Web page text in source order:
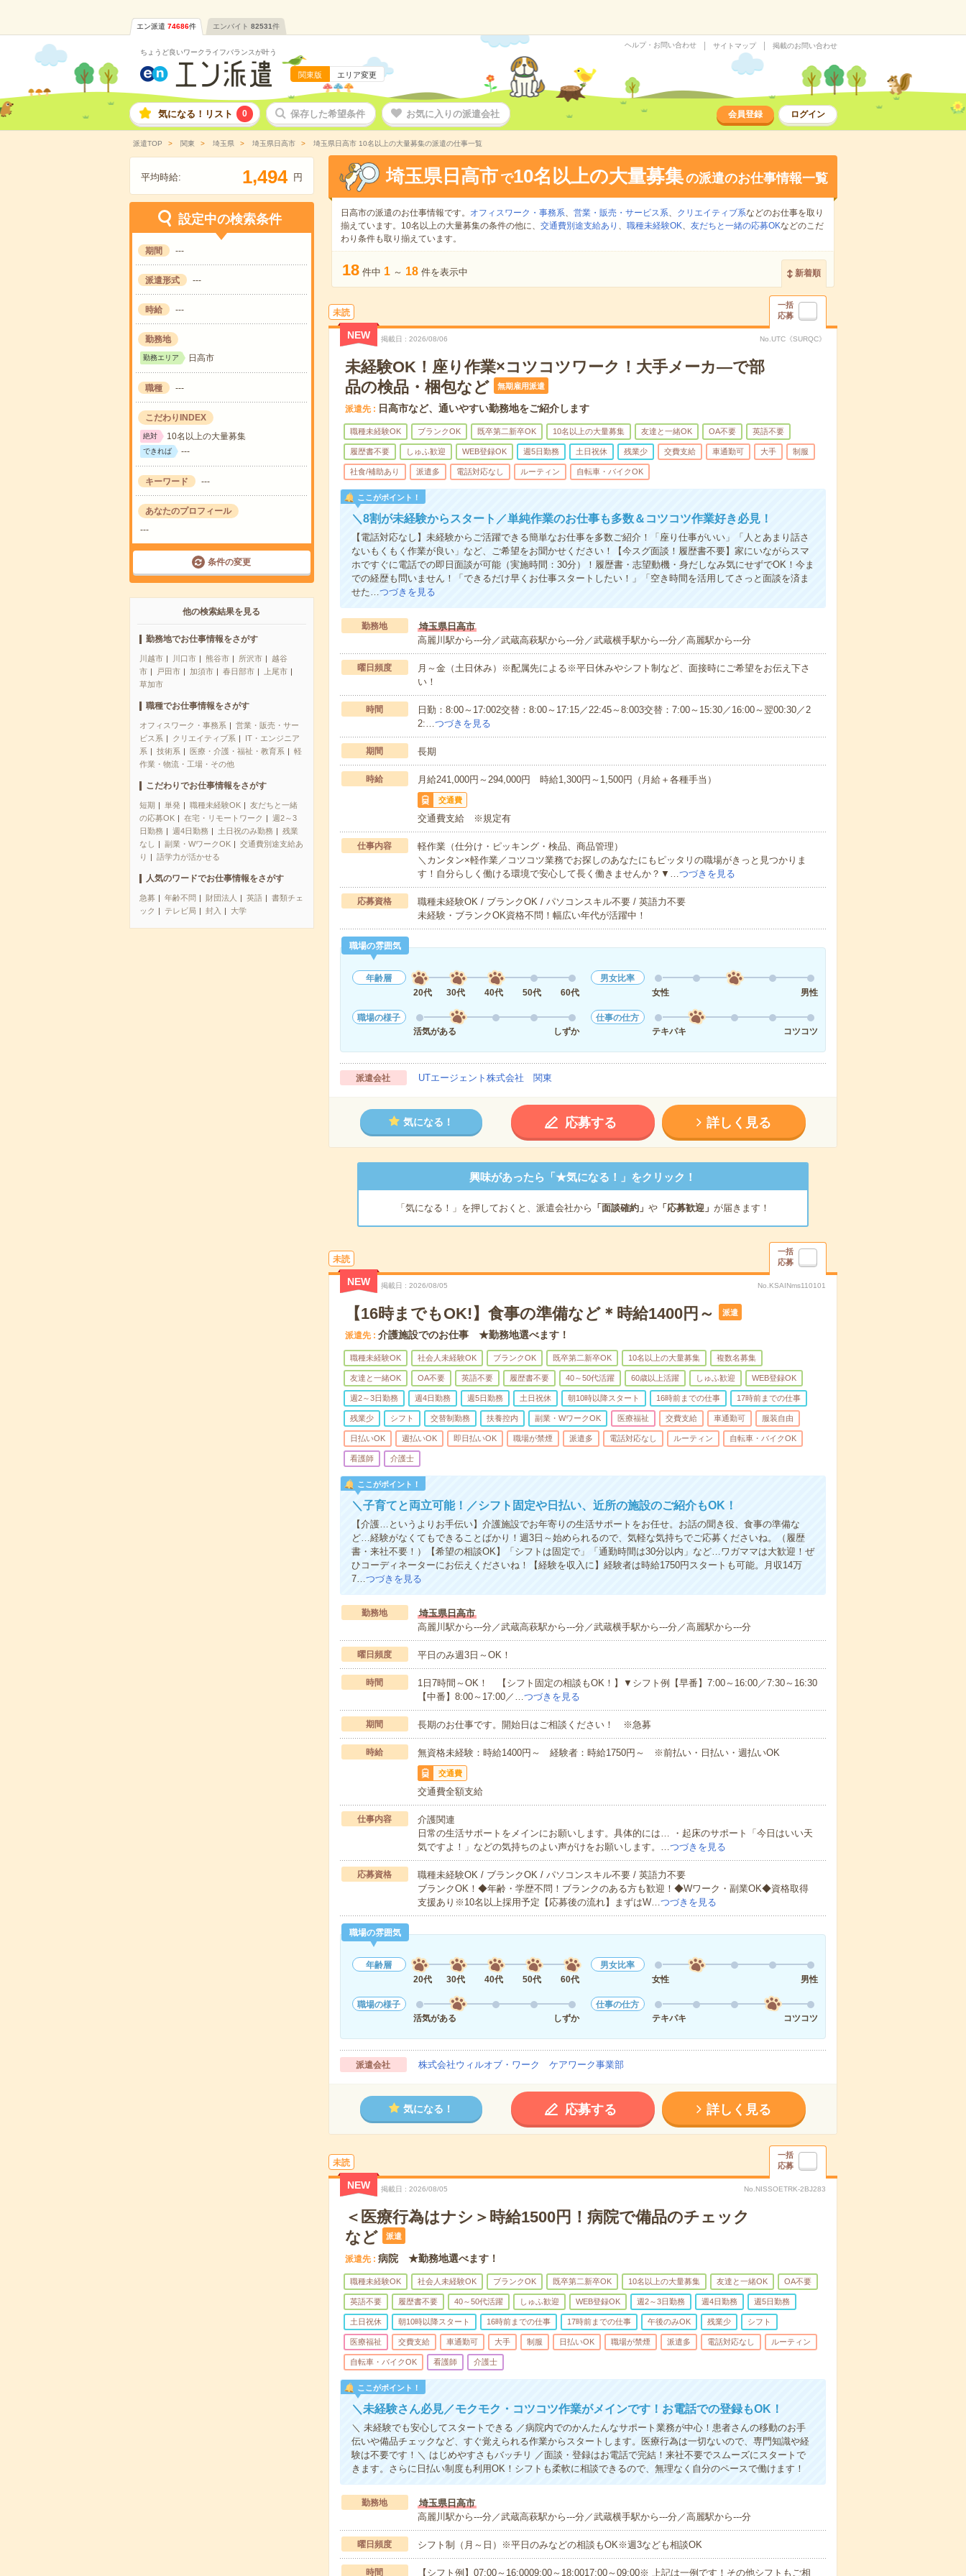
エン派遣 74686件 エンバイト 82531件
ちょうど良いワークライフバランスが叶う
関東版 エリア変更
ヘルプ・お問い合わせ サイトマップ 掲載のお問い合わせ
気になる！リスト 0 保存した希望条件 お気に入りの派遣会社 会員登録 ログイン
派遣TOP 関東 埼玉県 埼玉県日高市 埼玉県日高市 10名以上の大量募集の派遣の仕事一覧
平均時給: 1,494 円
設定中の検索条件
期間 ---
派遣形式 ---
時給 ---
勤務地
勤務エリア 日高市
職種 ---
こだわりINDEX
絶対 10名以上の大量募集
できれば ---
キーワード ---
あなたのプロフィール
---
条件の変更
他の検索結果を見る
勤務地でお仕事情報をさがす
川越市 川口市 熊谷市 所沢市
越谷
市
戸田市 加須市 春日部市
上尾市
草加市
職種でお仕事情報をさがす
オフィスワーク・事務系
営業・販売・サー
ビス系
クリエイティブ系
IT・エンジニア
系
技術系 医療・介護・福祉・教育系
軽
作業・物流・工場・その他
こだわりでお仕事情報をさがす
短期 単発 職種未経験OK
友だちと一緒
の応募OK
在宅・リモートワーク
週2～3
日勤務
週4日勤務 土日祝のみ勤務
残業
なし
副業・WワークOK
交通費別途支給あ
り
語学力が活かせる
人気のワードでお仕事情報をさがす
急募 年齢不問 財団法人 英語
書類チェ
ック
テレビ局 封入 大学
埼玉県日高市 で10名以上の大量募集の派遣のお仕事情報一覧
日高市の派遣のお仕事情報です。 オフィスワーク・事務系、 営業・販売・サービス系、 クリエイティブ系などのお仕事を取り
揃えています。10名以上の大量募集の条件の他に、 交通費別途支給あり 、 職種未経験OK、 友だちと一緒の応募OKなどのこだ
わり条件も取り揃えています。
18 件中 1 ～ 18 件を表示中 新着順
未読
一括
応募
NEW 掲載日 2026/08/06 No.UTC《SURQC》
未経験OK！座り作業×コツコツワーク！大手メーカ―で部
品の検品・梱包など
無期雇用派遣
派遣先 日高市など、通いやすい勤務地をご紹介します
職種未経験OK ブランクOK 既卒第二新卒OK 10名以上の大量募集 友達と一緒OK OA不要 英語不要
履歴書不要 しゅふ歓迎 WEB登録OK 週5日勤務 土日祝休 残業少 交費支給 車通勤可 大手 制服
社食/補助あり 派遣多 電話対応なし ルーティン 自転車・バイクOK
ここがポイント！
＼8割が未経験からスタート／単純作業のお仕事も多数＆コツコツ作業好き必見！
【電話対応なし】未経験からご活躍できる簡単なお仕事を多数ご紹介！「座り仕事がいい」「人とあまり話さ
ないもくもく作業が良い」など、ご希望をお聞かせください！【今スグ面談！履歴書不要】家にいながらスマ
ホですぐに電話での即日面談が可能（実施時間：30分）！履歴書・志望動機・身だしなみ気にせずでOK！今ま
での経歴も問いません！「できるだけ早くお仕事スタートしたい！」「空き時間を活用してさっと面談を済ま
せた…つづきを見る
勤務地
埼玉県日高市
高麗川駅から---分／武蔵高萩駅から---分／武蔵横手駅から---分／高麗駅から---分
曜日頻度
月～金（土日休み）※配属先による※平日休みやシフト制など、面接時にご希望をお伝え下さ
い！
時間
日勤：8:00～17:002交替：8:00～17:15／22:45～8:003交替：7:00～15:30／16:00～翌00:30／2
2:…つづきを見る
期間 長期
時給 月給241,000円～294,000円 時給1,300円～1,500円（月給＋各種手当）
交通費
交通費支給 ※規定有
仕事内容
軽作業（仕分け・ピッキング・検品、商品管理）
＼カンタン×軽作業／コツコツ業務でお探しのあなたにもピッタリの職場がきっと見つかりま
す！自分らしく働ける環境で安心して長く働きませんか？▼…つづきを見る
応募資格
職種未経験OK / ブランクOK / パソコンスキル不要 / 英語力不要
未経験・ブランクOK資格不問！幅広い年代が活躍中！
職場の雰囲気
年齢層
20代
30代 40代 50代 60代
男女比率
女性
男性
職場の様子
活気がある
しずか
仕事の仕方
テキパキ
コツコツ
派遣会社 UTエージェント株式会社 関東
気になる！ 応募する 詳しく見る
興味があったら「★気になる！」をクリック！
「気になる！」を押しておくと、派遣会社から 「面談確約」 や「応募歓迎」 が届きます！
未読
一括
応募
NEW 掲載日 2026/08/05 No.KSAINms110101
【16時までもOK!】食事の準備など＊時給1400円～ 派遣
派遣先 介護施設でのお仕事 ★勤務地選べます！
職種未経験OK 社会人未経験OK ブランクOK 既卒第二新卒OK 10名以上の大量募集 複数名募集
友達と一緒OK OA不要 英語不要 履歴書不要 40～50代活躍 60歳以上活躍 しゅふ歓迎 WEB登録OK
週2～3日勤務 週4日勤務 週5日勤務 土日祝休 朝10時以降スタート 16時前までの仕事 17時前までの仕事
残業少 シフト 交替制勤務 扶養控内 副業・WワークOK 医療福祉 交費支給 車通勤可 服装自由
日払いOK 週払いOK 即日払いOK 職場が禁煙 派遣多 電話対応なし ルーティン 自転車・バイクOK
看護師 介護士
ここがポイント！
＼子育てと両立可能！／シフト固定や日払い、近所の施設のご紹介もOK！
【介護…というよりお手伝い】介護施設でお年寄りの生活サポートをお任せ。お話の聞き役、食事の準備な
ど…経験がなくてもできることばかり！週3日～始められるので、気軽な気持ちでご応募くださいね。（履歴
書・来社不要！）【希望の相談OK】「シフトは固定で」「通勤時間は30分以内」など…ワガママは大歓迎！ぜ
ひコーディネーターにお伝えくださいね！【経験を収入に】経験者は時給1750円スタートも可能。月収14万
7…つづきを見る
勤務地
埼玉県日高市
高麗川駅から---分／武蔵高萩駅から---分／武蔵横手駅から---分／高麗駅から---分
曜日頻度 平日のみ週3日～OK！
時間
1日7時間～OK！ 【シフト固定の相談もOK！】▼シフト例【早番】7:00～16:00／7:30～16:30
【中番】8:00～17:00／…つづきを見る
期間 長期のお仕事です。開始日はご相談ください！ ※急募
時給 無資格未経験：時給1400円～ 経験者：時給1750円～ ※前払い・日払い・週払いOK
交通費
交通費全額支給
仕事内容
介護関連
日常の生活サポートをメインにお願いします。具体的には… ・起床のサポート「今日はいい天
気ですよ！」などの気持ちのよい声がけをお願いします。…つづきを見る
応募資格
職種未経験OK / ブランクOK / パソコンスキル不要 / 英語力不要
ブランクOK！◆年齢・学歴不問！ブランクのある方も歓迎！◆Wワーク・副業OK◆資格取得
支援あり※10名以上採用予定【応募後の流れ】まずはW…つづきを見る
職場の雰囲気
年齢層
20代
30代 40代 50代 60代
男女比率
女性
男性
職場の様子
活気がある
しずか
仕事の仕方
テキパキ
コツコツ
派遣会社 株式会社ウィルオブ・ワーク ケアワーク事業部
気になる！ 応募する 詳しく見る
未読
一括
応募
NEW 掲載日 2026/08/05 No.NISSOETRK-2BJ283
＜医療行為はナシ＞時給1500円！病院で備品のチェック
など
派遣
派遣先 病院 ★勤務地選べます！
職種未経験OK 社会人未経験OK ブランクOK 既卒第二新卒OK 10名以上の大量募集 友達と一緒OK OA不要
英語不要 履歴書不要 40～50代活躍 しゅふ歓迎 WEB登録OK 週2～3日勤務 週4日勤務 週5日勤務
土日祝休 朝10時以降スタート 16時前までの仕事 17時前までの仕事 午後のみOK 残業少 シフト
医療福祉 交費支給 車通勤可 大手 制服 日払いOK 職場が禁煙 派遣多 電話対応なし ルーティン
自転車・バイクOK 看護師 介護士
ここがポイント！
＼未経験さん必見／モクモク・コツコツ作業がメインです！お電話での登録もOK！
＼ 未経験でも安心してスタートできる ／病院内でのかんたんなサポート業務が中心！患者さんの移動のお手
伝いや備品チェックなど、すぐ覚えられる作業からスタートします。医療行為は一切ないので、専門知識や経
験は不要です！＼ はじめやすさもバッチリ ／面談・登録はお電話で完結！来社不要でスムーズにスタートで
きます。さらに日払い制度も利用OK！シフトも柔軟に相談できるので、無理なく自分のペースで働けます！
勤務地
埼玉県日高市
高麗川駅から---分／武蔵高萩駅から---分／武蔵横手駅から---分／高麗駅から---分
曜日頻度 シフト制（月～日）※平日のみなどの相談もOK※週3なども相談OK
時間 【シフト例】07:00～16:0009:00～18:0017:00～09:00※ 上記は一例です！その他シフトもご相